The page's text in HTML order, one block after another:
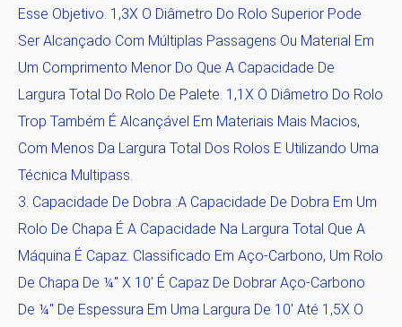
Esse Objetivo. 1,3X O Diâmetro Do Rolo Superior Pode
Ser Alcançado Com Múltiplas Passagens Ou Material Em
Um Comprimento Menor Do Que A Capacidade De
Largura Total Do Rolo De Palete. 1,1X O Diâmetro Do Rolo
Trop Também É Alcançável Em Materiais Mais Macios,
Com Menos Da Largura Total Dos Rolos E Utilizando Uma
Técnica Multipass.
Capacidade De Dobra :A Capacidade De Dobra Em Um
Rolo De Chapa É A Capacidade Na Largura Total Que A
Máquina É Capaz. Classificado Em Aço-Carbono, Um Rolo
De Chapa De ¼" X 10' É Capaz De Dobrar Aço-Carbono
De ¼" De Espessura Em Uma Largura De 10' Até 1,5X O